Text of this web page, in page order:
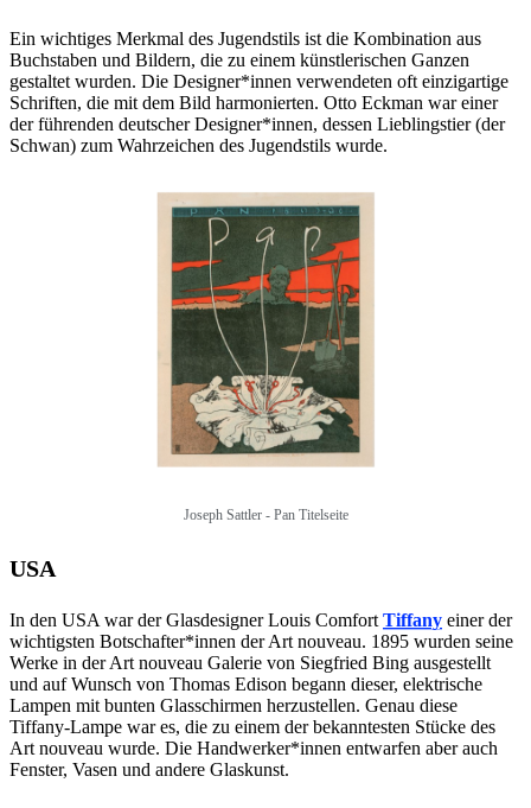
Ein wichtiges Merkmal des Jugendstils ist die Kombination aus
Buchstaben und Bildern, die zu einem künstlerischen Ganzen
gestaltet wurden. Die Designer*innen verwendeten oft einzigartige
Schriften, die mit dem Bild harmonierten. Otto Eckman war einer
der führenden deutscher Designer*innen, dessen Lieblingstier (der
Schwan) zum Wahrzeichen des Jugendstils wurde.
Joseph Sattler - Pan Titelseite
USA
In den USA war der Glasdesigner Louis Comfort Tiffany einer der
wichtigsten Botschafter*innen der Art nouveau. 1895 wurden seine
Werke in der Art nouveau Galerie von Siegfried Bing ausgestellt
und auf Wunsch von Thomas Edison begann dieser, elektrische
Lampen mit bunten Glasschirmen herzustellen. Genau diese
Tiffany-Lampe war es, die zu einem der bekanntesten Stücke des
Art nouveau wurde. Die Handwerker*innen entwarfen aber auch
Fenster, Vasen und andere Glaskunst.